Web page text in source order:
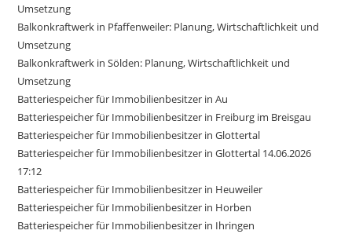
Umsetzung
Balkonkraftwerk in Pfaffenweiler: Planung, Wirtschaftlichkeit und
Umsetzung
Balkonkraftwerk in Sölden: Planung, Wirtschaftlichkeit und
Umsetzung
Batteriespeicher für Immobilienbesitzer in Au
Batteriespeicher für Immobilienbesitzer in Freiburg im Breisgau
Batteriespeicher für Immobilienbesitzer in Glottertal
Batteriespeicher für Immobilienbesitzer in Glottertal 14.06.2026
17:12
Batteriespeicher für Immobilienbesitzer in Heuweiler
Batteriespeicher für Immobilienbesitzer in Horben
Batteriespeicher für Immobilienbesitzer in Ihringen